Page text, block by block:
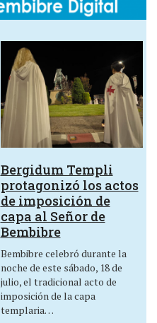
Bergidum Templi
protagonizó los actos
de imposición de
capa al Señor de
Bembibre
Bembibre celebró durante la
noche de este sábado, 18 de
julio, el tradicional acto de
imposición de la capa
templaria…